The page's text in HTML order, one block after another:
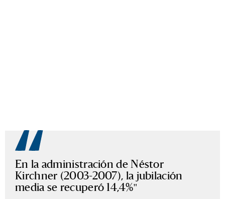
En la administración de Néstor
Kirchner (2003-2007), la jubilación
media se recuperó 14,4%